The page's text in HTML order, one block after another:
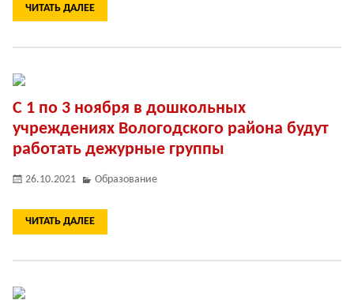
ЧИТАТЬ ДАЛЕЕ
С 1 по 3 ноября в дошкольных
учреждениях Вологодского района будут
работать дежурные группы
26.10.2021 Образование
ЧИТАТЬ ДАЛЕЕ